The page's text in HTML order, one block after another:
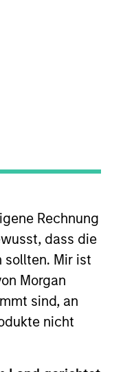
Rechnung
dass die
sollten. Mir ist
Morgan
sind, an
nicht
steigen oder
Investment